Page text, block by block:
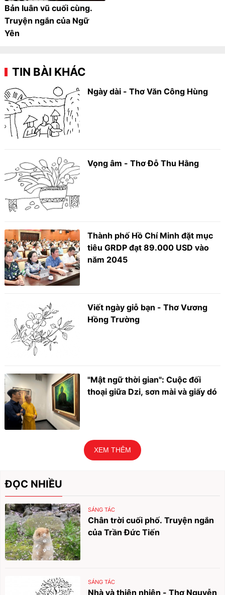
Bản luân vũ cuối cùng.
Truyện ngắn của Ngữ
Yên
TIN BÀI KHÁC
Ngày dài - Thơ Văn Công Hùng
Vọng âm - Thơ Đỗ Thu Hằng
Thành phố Hồ Chí Minh đặt mục
tiêu GRDP đạt 89.000 USD vào
năm 2045
Viết ngày giỗ bạn - Thơ Vương
Hồng Trường
"Mật ngữ thời gian": Cuộc đối
thoại giữa Dzi, sơn mài và giấy dó
XEM THÊM
ĐỌC NHIỀU
SÁNG TÁC
Chân trời cuối phố. Truyện ngắn
của Trần Đức Tiến
SÁNG TÁC
Nhà và thiên nhiên - Thơ Nguyễn